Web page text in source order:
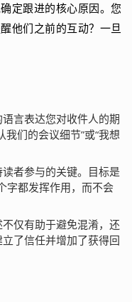
定跟进的核心原因。您
他们之前的互动？一旦
言表达您对收件人的期
们的会议细节”或“我想
者参与的关键。目标是
字都发挥作用，而不会
仅有助于避免混淆，还
了信任并增加了获得回